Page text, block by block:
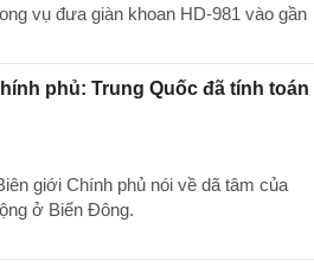
vụ đưa giàn khoan HD-981 vào gần
phủ: Trung Quốc đã tính toán
giới Chính phủ nói về dã tâm của
ở Biển Đông.